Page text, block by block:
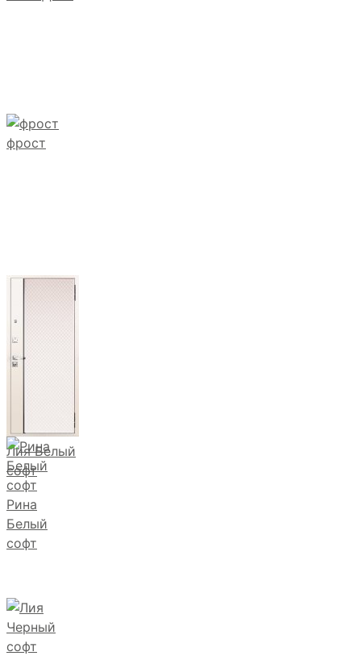
фрост
Лия Белый
софт
Рина
Белый
софт